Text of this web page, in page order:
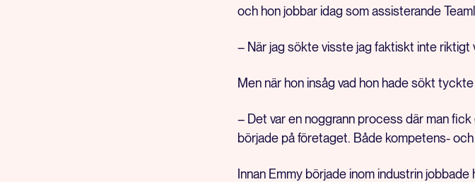
och hon jobbar idag som assisterande
– När jag sökte visste jag faktiskt inte riktigt
Men när hon insåg vad hon hade sökt
– Det var en noggrann process där man
började på företaget. Både kompetens-
Innan Emmy började inom industrin